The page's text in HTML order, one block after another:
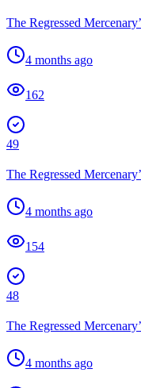
The Regressed
4 months ago
162
49
The Regressed
4 months ago
154
48
The Regressed
4 months ago